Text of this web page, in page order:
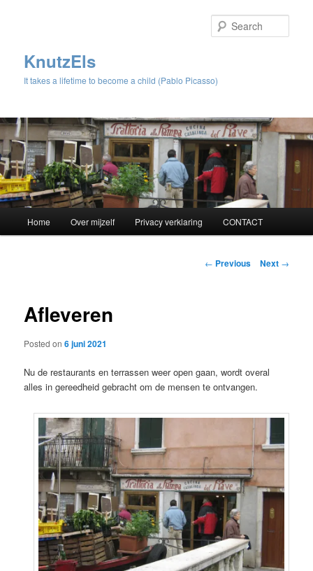
KnutzEls
It takes a lifetime to become a child (Pablo Picasso)
Skip
content
Home Over mijzelf Privacy verklaring CONTACT
Post
← Previous Next →
Afleveren
Posted on6 juni 2021
Nu de restaurants en terrassen weer open gaan, wordt overal
alles in gereedheid gebracht om de mensen te ontvangen.